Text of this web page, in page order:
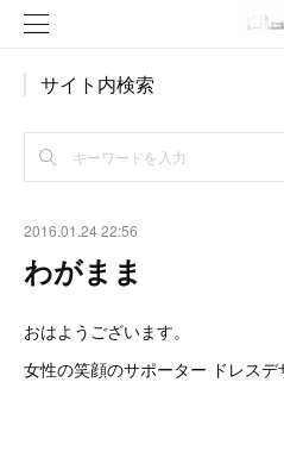
サイト内検索
2016.01.24 22:56
わがまま
おはようございます。
女性の笑顔のサポーター ドレスデ